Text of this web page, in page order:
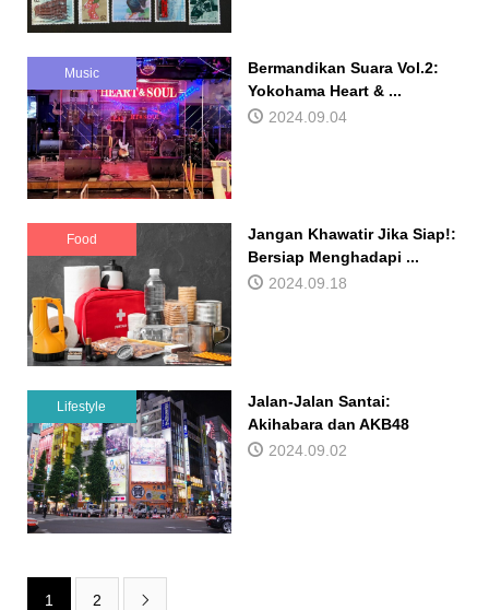
Music
Bermandikan Suara Vol.2:
Yokohama Heart & ...
2024.09.04
Food
Jangan Khawatir Jika Siap!:
Bersiap Menghadapi ...
2024.09.18
Lifestyle
Jalan-Jalan Santai:
Akihabara dan AKB48
2024.09.02
1 2 